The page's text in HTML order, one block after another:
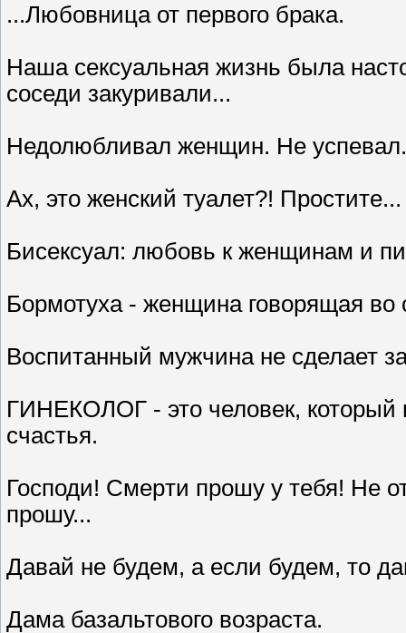
...Любовница от первого брака.
Hаша сексуальная жизнь была
соседи закуривали...
Hедолюбливал женщин. Hе успевал.
Ах, это женский туалет?!
Бисексуал: любовь к женщинам и
Бормотуха - женщина говорящая во
Воспитанный мужчина не сделает
ГИНЕКОЛОГ - это человек,
счастья.
Господи! Смеpти пpошу у тебя! Hе
пpошу...
Давай не будем, а если будем, то
Дама базальтового возраста.